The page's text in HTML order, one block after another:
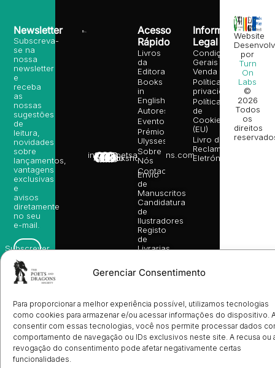
Gerenciar Consentimento
Para proporcionar a melhor experiência possível, utilizamos tecnologias
como cookies para armazenar e/ou acessar informações do dispositivo.
consentir com essas tecnologias, você nos permite processar dados
comportamento de navegação ou IDs exclusivos neste site. A recusa ou
revogação do consentimento pode afetar negativamente certas
funcionalidades.
info@poetsandragons.com
Infantil
Adulto
Bookshop
Acesso
Rápido
Livros
da
Editora
Books
in
English
Autores
Eventos
Prémio
Ulysses
Sobre
Nós
Contactos
Envio
de
Manuscritos
Candidatura
de
Ilustradores
Registo
de
Livrarias
Informação
Legal
Condições
Gerais de
Venda
Política de
privacidade
Política
de
Cookies
(EU)
Livro de
Reclamações
Eletrónico
Newsletter
Subscreva-
se na
nossa
newsletter
e
receba
as
nossas
sugestões
de
leitura,
novidades
sobre
lançamentos,
vantagens
exclusivas
e
avisos
diretamente
no seu
e-mail.
Subscrever
Website
por
Turn
On
Labs
©
2026
Todos
os
direitos